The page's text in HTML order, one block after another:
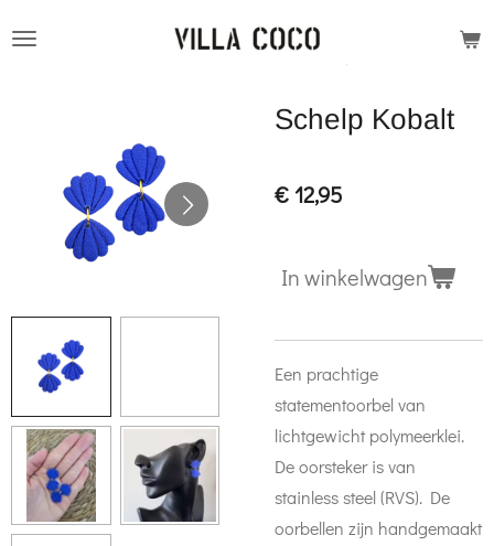
Schelp Kobalt
€ 12,95
In winkelwagen
Een prachtige
statementoorbel van
lichtgewicht polymeerklei.
De oorsteker is van
stainless steel (RVS). De
oorbellen zijn handgemaakt